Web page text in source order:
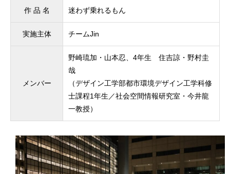
作 品 名 迷わず乗れるもん
実施主体 チームJin
メンバー
野崎琉加・山本忍、4年生 住吉諒・野村圭
哉
（デザイン工学部都市環境デザイン工学科修
士課程1年生／社会空間情報研究室・今井龍
一教授）